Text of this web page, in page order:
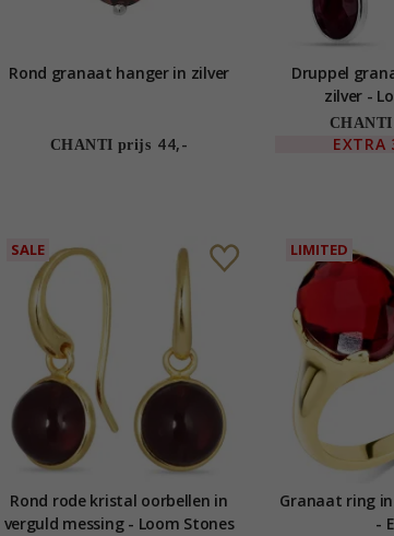
Rond granaat hanger in zilver
CHANTI prijs 44,-
Druppel
zilver -
EXTRA
SALE
Rond rode kristal oorbellen in
verguld messing - Loom Stones
LIMITED
Granaat ring
-